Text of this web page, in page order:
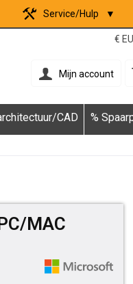
Service/Hulp ▼
Mijn account
CAD %
MAC